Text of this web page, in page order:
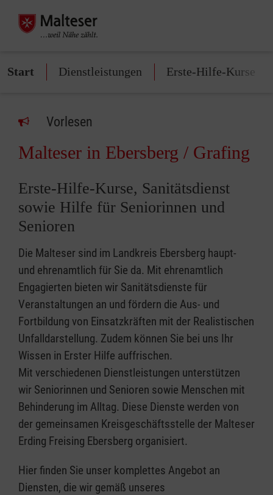
Start Dienstleistungen Erste-Hilfe-Kurse
Vorlesen
Malteser in Ebersberg / Grafing
Erste-Hilfe-Kurse, Sanitätsdienst
sowie Hilfe für Seniorinnen und
Senioren
Die Malteser sind im Landkreis Ebersberg haupt-
und ehrenamtlich für Sie da. Mit ehrenamtlich
Engagierten bieten wir Sanitätsdienste für
Veranstaltungen an und fördern die Aus- und
Fortbildung von Einsatzkräften mit der Realistischen
Unfalldarstellung. Zudem können Sie bei uns Ihr
Wissen in Erster Hilfe auffrischen.
Mit verschiedenen Dienstleistungen unterstützen
wir Seniorinnen und Senioren sowie Menschen mit
Behinderung im Alltag. Diese Dienste werden von
der gemeinsamen Kreisgeschäftsstelle der Malteser
Erding Freising Ebersberg organisiert.
Hier finden Sie unser komplettes Angebot an
Diensten, die wir gemäß unseres